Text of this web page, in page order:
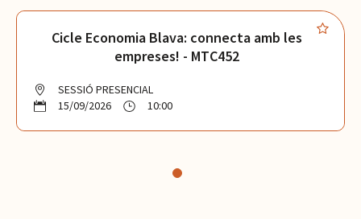
Cicle Economia Blava: connecta amb les
empreses! - MTC452
SESSIÓ PRESENCIAL
15/09/2026
10:00